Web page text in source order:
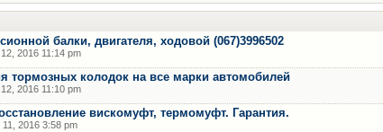
балки, двигателя, ходовой (067)3996502
2016 11:14 pm
тормозных колодок на все марки автомобилей
2016 11:10 pm
вискомуфт, термомуфт. Гарантия.
2016 3:58 pm